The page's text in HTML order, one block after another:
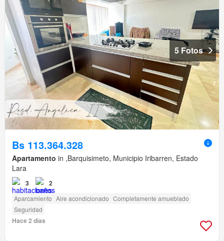
5 Fotos
Bs 113.364.328
Apartamento in ,Barquisimeto, Municipio Iribarren, Estado
Lara
3 2
Aparcamiento Aire acondicionado Completamente amueblado
Seguridad
Hace 2 días